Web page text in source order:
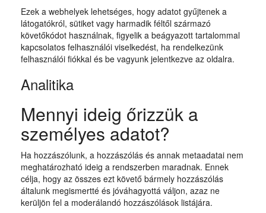
Ezek a webhelyek lehetséges, hogy adatot gyűjtenek a
látogatókról, sütiket vagy harmadik féltől származó
követőkódot használnak, figyelik a beágyazott tartalommal
kapcsolatos felhasználói viselkedést, ha rendelkezünk
felhasználói fiókkal és be vagyunk jelentkezve az oldalra.
Analitika
Mennyi ideig őrizzük a
személyes adatot?
Ha hozzászólunk, a hozzászólás és annak metaadatai nem
meghatározható ideig a rendszerben maradnak. Ennek
célja, hogy az összes ezt követő bármely hozzászólás
általunk megismertté és jóváhagyottá váljon, azaz ne
kerüljön fel a moderálandó hozzászólások listájára.